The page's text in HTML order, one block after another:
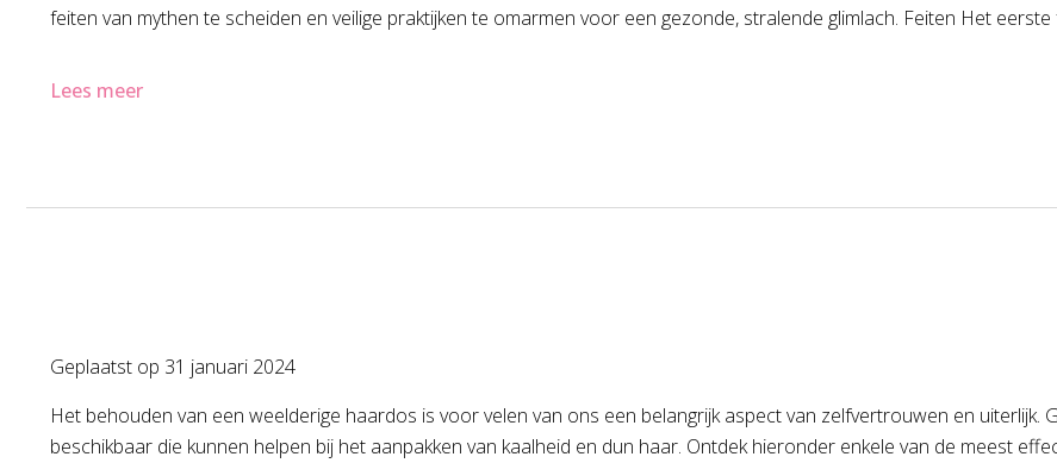
feiten van mythen te scheiden en veilige praktijken te omarmen voor een gezonde, stralende glimlach. Feiten Het
Lees meer
Geplaatst op 31 januari 2024
Het behouden van een weelderige haardos is voor velen van ons een belangrijk aspect van zelfvertrouwen en uiterlijk.
beschikbaar die kunnen helpen bij het aanpakken van kaalheid en dun haar. Ontdek hieronder enkele van de meest